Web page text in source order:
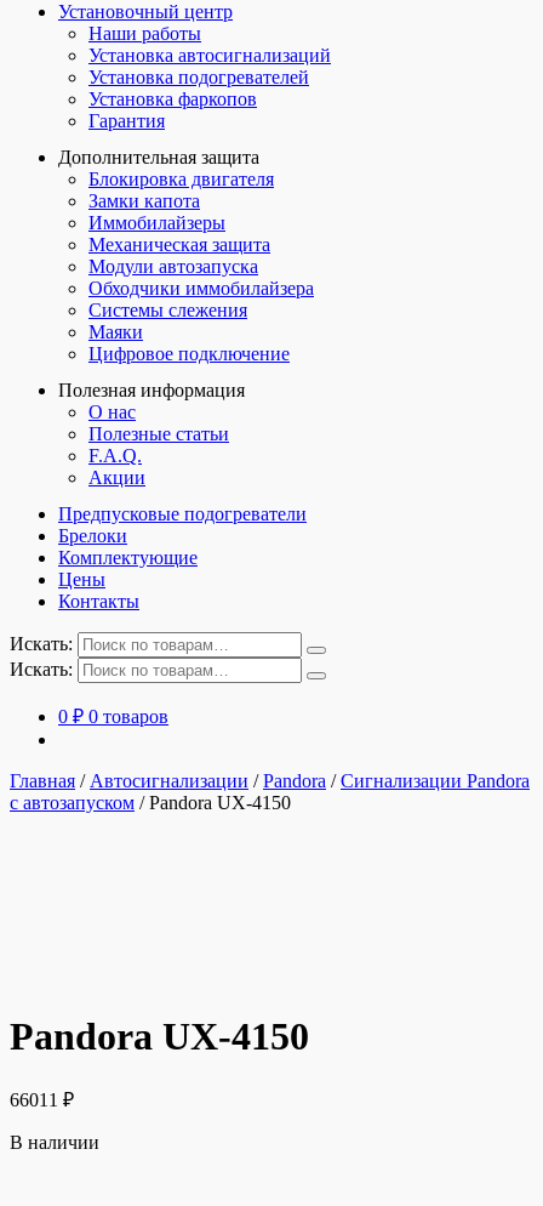
Установочный центр
Наши работы
Установка автосигнализаций
Установка подогревателей
Установка фаркопов
Гарантия
Дополнительная защита
Блокировка двигателя
Замки капота
Иммобилайзеры
Механическая защита
Модули автозапуска
Обходчики иммобилайзера
Системы слежения
Маяки
Цифровое подключение
Полезная информация
О нас
Полезные статьи
F.A.Q.
Акции
Предпусковые подогреватели
Брелоки
Комплектующие
Цены
Контакты
Искать:
Искать:
0 ₽ 0 товаров
Главная / Автосигнализации /Pandora /Сигнализации Pandora
с автозапуском /Pandora UX-4150
Pandora UX-4150
66011 ₽
В наличии